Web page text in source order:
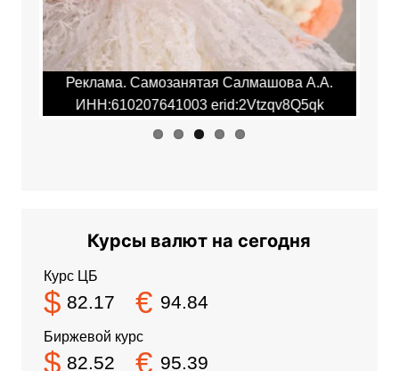
Реклама. Самозанятая Салмашова А.А.
ИНН:610207641003 erid:2Vtzqv8Q5qk
Курсы валют на сегодня
Курс ЦБ
$ 82.17 € 94.84
Биржевой курс
$ 82.52 € 95.39